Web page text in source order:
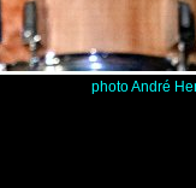
photo André